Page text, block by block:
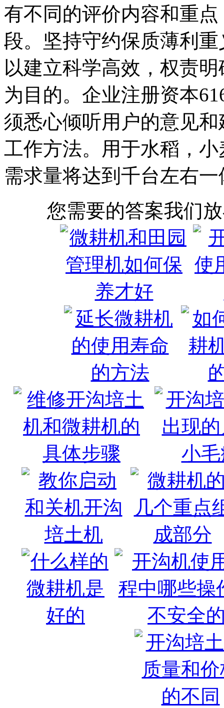
有不同的评价内容和重
段。坚持守约保质薄利
以建立科学高效，权责
为目的。企业注册资本
须悉心倾听用户的意见
工作方法。用于水稻，
需求量将达到千台左右
您需要的答案我们